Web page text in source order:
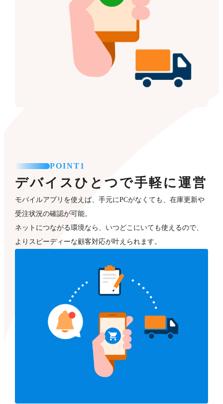
POINT1
デバイスひとつで手軽に運営
モバイルアプリを使えば、手元にPCがなくても、在庫更新や
受注状況の確認が可能。
ネットにつながる環境なら、いつどこにいても使えるので、
よりスピーディーな顧客対応が叶えられます。